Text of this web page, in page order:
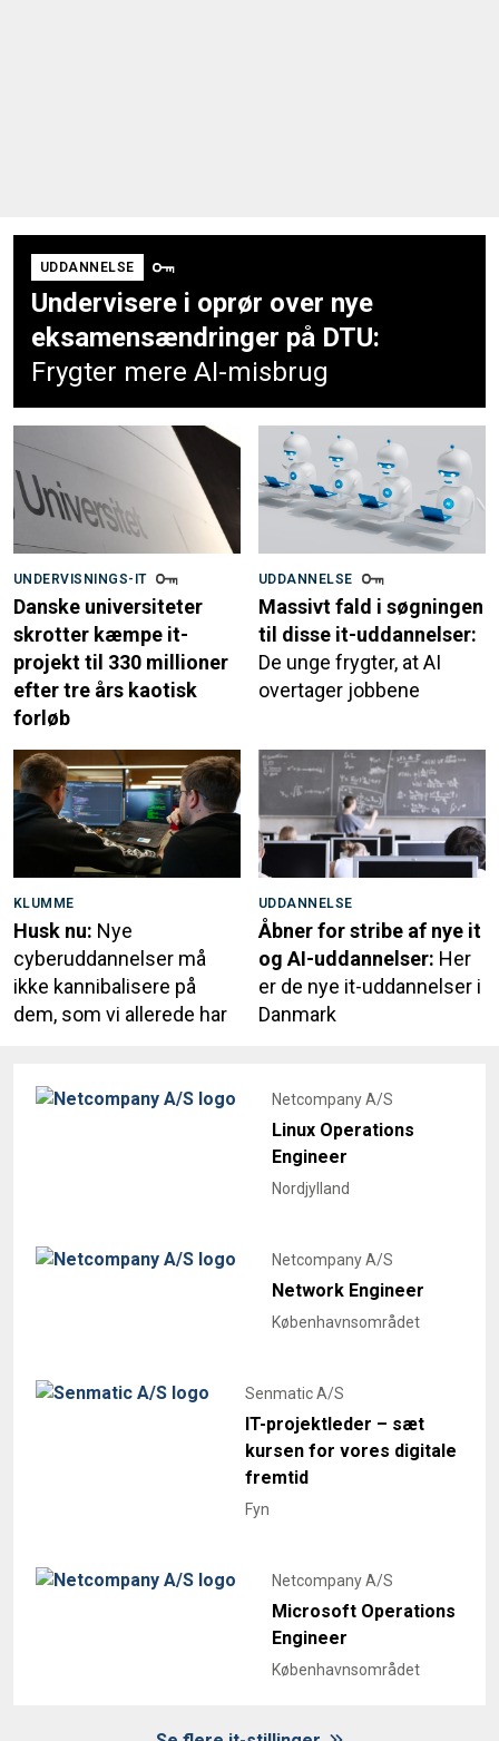
UDDANNELSE
Undervisere i oprør over nye
eksamensændringer på DTU:
Frygter mere AI-misbrug
UNDERVISNINGS-IT
Danske universiteter
skrotter kæmpe it-
projekt til 330 millioner
efter tre års kaotisk
forløb
UDDANNELSE
Massivt fald i søgningen
til disse it-uddannelser:
De unge frygter, at AI
overtager jobbene
KLUMME
Husk nu: Nye
cyberuddannelser må
ikke kannibalisere på
dem, som vi allerede har
UDDANNELSE
Åbner for stribe af nye it
og AI-uddannelser: Her
er de nye it-uddannelser i
Danmark
Netcompany A/S
Linux Operations
Engineer
Nordjylland
Netcompany A/S
Network Engineer
Københavnsområdet
Senmatic A/S
IT-projektleder – sæt
kursen for vores digitale
fremtid
Fyn
Netcompany A/S
Microsoft Operations
Engineer
Københavnsområdet